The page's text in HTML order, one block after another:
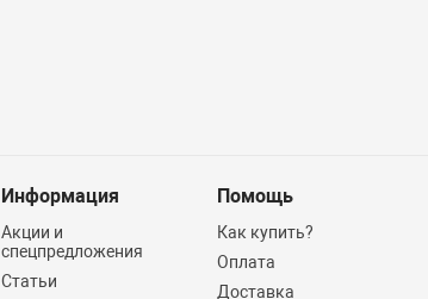
Информация
Акции и
спецпредложения
Статьи
Помощь
Как купить?
Оплата
Доставка